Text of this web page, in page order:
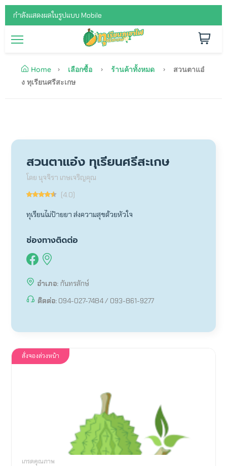
กำลังแสดงผลในรูปแบบ Mobile
Home เลือกซื้อ ร้านค้าทั้งหมด
สวนตาแอ๋
ง ทุเรียนศรีสะเกษ
สวนตาแอ๋ง ทุเรียนศรีสะเกษ
โดย นุจจิรา เกษเจริญคุณ
(4.0)
ทุเรียนไม่ป้ายยา ส่งความสุขด้วยหัวใจ
ช่องทางติดต่อ
อำเภอ: กันทรลักษ์
ติดต่อ: 094-027-7484 / 093-861-9277
สั่งจองล่วงหน้า
เกรดคุณภาพ